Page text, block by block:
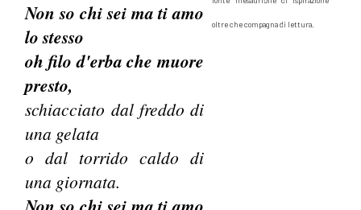
Non so chi sei ma ti amo
lo stesso
oh filo d'erba che muore
presto,
schiacciato dal freddo di
una gelata
o dal torrido caldo di
una giornata.
oltre che compagna di lettura.